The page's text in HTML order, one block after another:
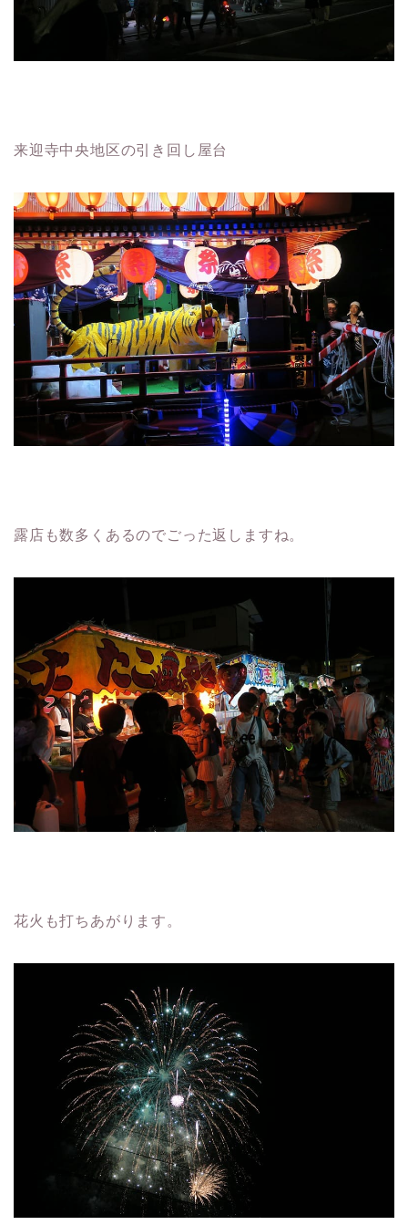
来迎寺中央地区の引き回し屋台
露店も数多くあるのでごった返しますね。
花火も打ちあがります。